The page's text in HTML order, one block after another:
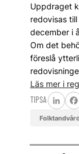
Uppdraget
redovisas
december i
Om det
föreslå
Läs mer i
TIPSA